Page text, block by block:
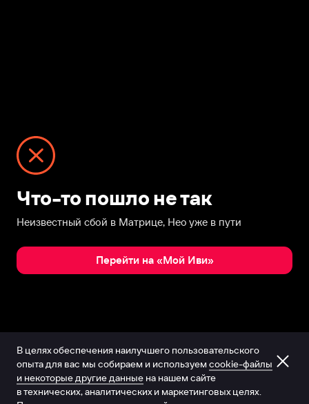
Что-то пошло не так
Неизвестный сбой в Матрице, Нео уже в пути
Перейти на «Мой Иви»
В целях обеспечения наилучшего пользовательского
опыта для вас мы собираем и используем cookie-файлы
и некоторые другие данные на нашем сайте
в технических, аналитических и маркетинговых целях.